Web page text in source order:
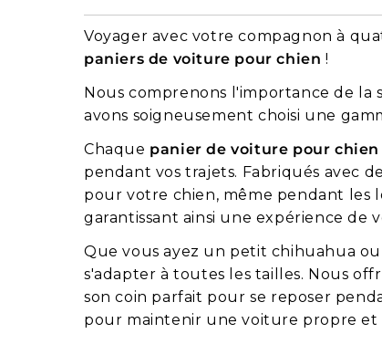
Voyager avec votre compagnon à
paniers de voiture pour chien !
Nous comprenons l'importance de
avons soigneusement choisi une
Chaque panier de voiture pour chien
pendant vos trajets. Fabriqués avec
pour votre chien, même pendant les
garantissant ainsi une expérience de
Que vous ayez un petit chihuahua
s'adapter à toutes les tailles. Nous
son coin parfait pour se reposer
pour maintenir une voiture propre et